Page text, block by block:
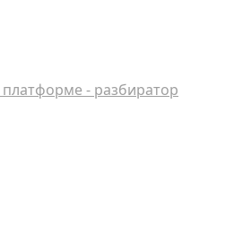
платформе - разбиратор